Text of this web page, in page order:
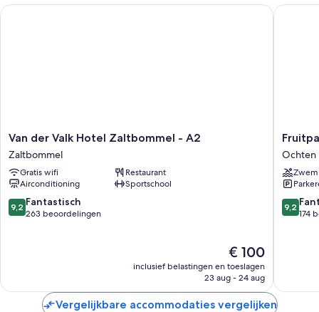
Van
der
Valk
Hotel
Zaltbommel
-
A2
Van der Valk Hotel Zaltbommel - A2
Zaltbommel
Gratis wifi
Restaurant
Airconditioning
Sportschool
9.2
van
9,2 Fantastisch
263 beoordelingen
De
prijs
is
€ 100
inclusief belastingen en toeslagen
23 aug - 24 aug
Van der Valk Hotel Zaltbommel - A2
Hotel
&
Spa
Ochten
Ochten
9.2
van
9,2
174
Vergelijkbare accommodaties vergelijken